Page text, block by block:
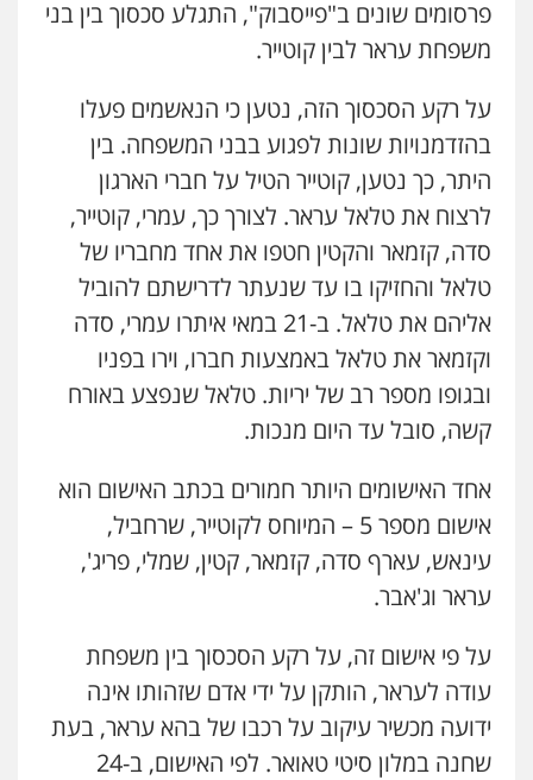
פרסומים שונים ב"פייסבוק", התגלע סכסוך בין בני
משפחת עראר לבין קוטייר.
על רקע הסכסוך הזה, נטען כי הנאשמים פעלו
בהזדמנויות שונות לפגוע בבני המשפחה. בין
היתר, כך נטען, קוטייר הטיל על חברי הארגון
לרצוח את טלאל עראר. לצורך כך, עמרי, קוטייר,
סדה, קזמאר והקטין חטפו את אחד מחבריו של
טלאל והחזיקו בו עד שנעתר לדרישתם להוביל
אליהם את טלאל. ב-21 במאי איתרו עמרי, סדה
וקזמאר את טלאל באמצעות חברו, וירו בפניו
ובגופו מספר רב של יריות. טלאל שנפצע באורח
קשה, סובל עד היום מנכות.
אחד האישומים היותר חמורים בכתב האישום הוא
אישום מספר 5 – המיוחס לקוטייר, שרחביל,
עינאש, עארף סדה, קזמאר, קטין, שמלי, פריג',
עראר וג'אבר.
על פי אישום זה, על רקע הסכסוך בין משפחת
עודה לעראר, הותקן על ידי אדם שזהותו אינה
ידועה מכשיר עיקוב על רכבו של בהא עראר, בעת
שחנה במלון סיטי טאואר. לפי האישום, ב-24